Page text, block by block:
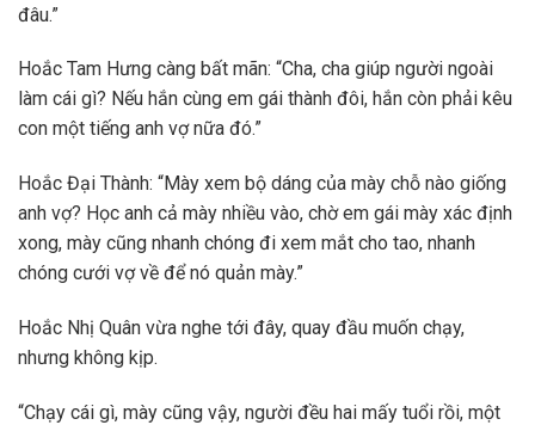
đâu.”
Hoắc Tam Hưng càng bất mãn: “Cha, cha giúp người ngoài
làm cái gì? Nếu hắn cùng em gái thành đôi, hắn còn phải kêu
con một tiếng anh vợ nữa đó.”
Hoắc Đại Thành: “Mày xem bộ dáng của mày chỗ nào giống
anh vợ? Học anh cả mày nhiều vào, chờ em gái mày xác định
xong, mày cũng nhanh chóng đi xem mắt cho tao, nhanh
chóng cưới vợ về để nó quản mày.”
Hoắc Nhị Quân vừa nghe tới đây, quay đầu muốn chạy,
nhưng không kịp.
“Chạy cái gì, mày cũng vậy, người đều hai mấy tuổi rồi, một